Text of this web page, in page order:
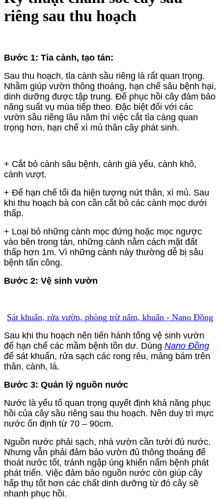
riêng sau thu hoạch
Bước 1: Tỉa cành, tạo tán:
Sau thu hoạch, tỉa cành sầu riêng là rất quan trọng.
Nhằm giúp vườn thông thoáng, hạn chế sâu bệnh hại,
dinh dưỡng được tập trung. Để phục hồi cây đảm bảo
năng suất vụ mùa tiếp theo. Đặc biệt đối với các
vườn sầu riêng lâu năm thì việc cắt tỉa càng quan
trọng hơn, hạn chế xì mủ thân cây phát sinh.
+ Cắt bỏ cành sâu bệnh, cành già yếu, cành khô,
cành vượt.
+ Để hạn chế tối đa hiện tượng nứt thân, xì mủ. Sau
khi thu hoạch bà con cần cắt bỏ các cành mọc dưới
thấp.
+ Loại bỏ những cành mọc đứng hoặc mọc ngược
vào bên trong tán, những cành nằm cách mặt đất
thấp hơn 1m. Vì những cành này thường dễ bị sâu
bệnh tấn công.
Bước 2: Vệ sinh vườn
Sát khuẩn, rửa vườn, phòng trừ nấm, khuẩn - Nano Đồng
Sau khi thu hoạch nên tiến hành tổng vệ sinh vườn
để hạn chế các mầm bệnh tồn dư. Dùng Nano Đồng
để sát khuẩn, rửa sạch các rong rêu, mảng bám trên
thân, cành, lá.
Bước 3: Quản lý nguồn nước
Nước là yếu tố quan trọng quyết định khả năng phục
hồi của cây sầu riêng sau thu hoạch. Nên duy trì mực
nước ổn định từ 70 – 90cm.
Nguồn nước phải sạch, nhà vườn cần tưới đủ nước.
Nhưng vẫn phải đảm bảo vườn đủ thông thoáng để
thoát nước tốt, tránh ngập úng khiến nấm bệnh phát
phát triển. Việc đảm bảo nguồn nước còn giúp cây
hấp thụ tốt hơn các chất dinh dưỡng từ đó cây sẽ
nhanh phục hồi.